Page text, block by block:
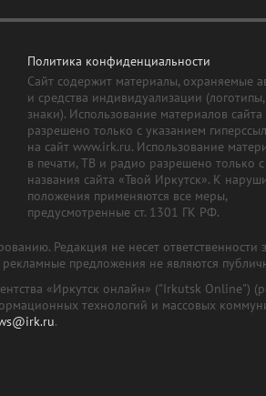
Политика конфиденциальности
Сайт содержит материалы, охраняемые
и средства индивидуализации
знаки). Использование материалов
разрешено только с указанием
на сайт www.irk.ru. Использование
в печати, ТВ и радио разрешено только
названия сайта «Твой Иркутск». К
положения применяются все меры,
предусмотренные ст. 1301 ГК РФ.
Редакция не несет
предложения не являются
«Иркутск онлайн» ("Irkutsk
технологий и массовых
.